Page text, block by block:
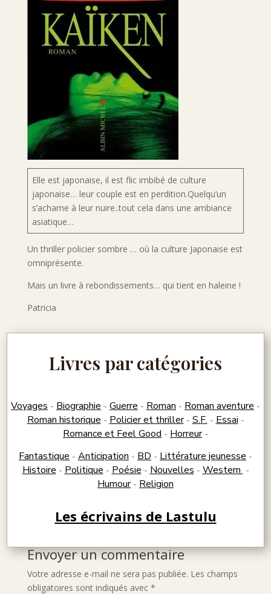
Elle est japonaise, il est flic imbibé de culture
japonaise… leur couple est en perdition.Quelqu’un
s’acharne à leur nuire..tout cela dans une ambiance
asiatique…
Un thriller policier sombre … où la culture Japonaise est
omniprésente.
Mais un livre à rebondissements… qui tient en haleine !
Patricia
Livres par catégories
Voyages - Biographie - Guerre - Roman - Roman aventure -
Roman historique - Policier et thriller- S.F. - Essai -
Romance et Feel Good - Horreur-
Fantastique - Anticipation - BD - Littérature jeunesse -
Histoire - Politique - Poésie - Nouvelles - Western -
Humour- Religion
Les écrivains de Lastulu
Envoyer un commentaire
Votre adresse e-mail ne sera pas publiée. Les champs
obligatoires sont indiqués avec *